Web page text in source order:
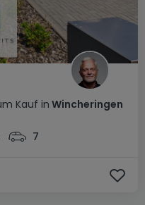
Kauf in Wincheringen
7